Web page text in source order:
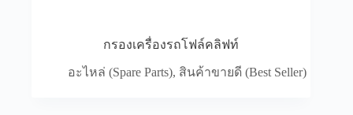
กรองเครื่องรถโฟล์คลิฟท์
อะไหล่ (Spare Parts), สินค้าขายดี (Best Seller)